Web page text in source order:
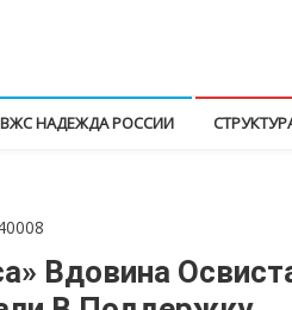
ВЖС НАДЕЖДА РОССИИ
Вдовина